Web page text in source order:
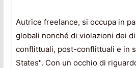
Autrice freelance, si occupa in
globali nonché di violazioni dei
conflittuali, post-conflittuali e in
States". Con un occhio di